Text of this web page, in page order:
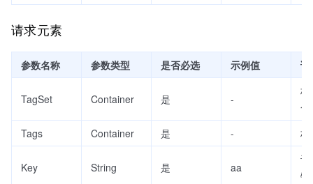
请求元素
参数名称 参数类型 是否必选 示例值 说
TagSet Container 是 -
标
合
Tags
Container 是 - 标
Key String 是 aa
设
键